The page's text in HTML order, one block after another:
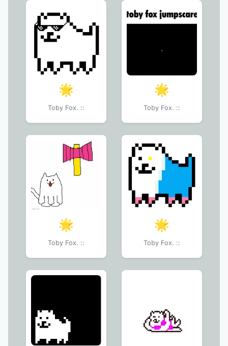
🌟
Toby Fox. ::
🌟
Toby Fox. ::
🌟
Toby Fox. ::
🌟
Toby Fox. ::